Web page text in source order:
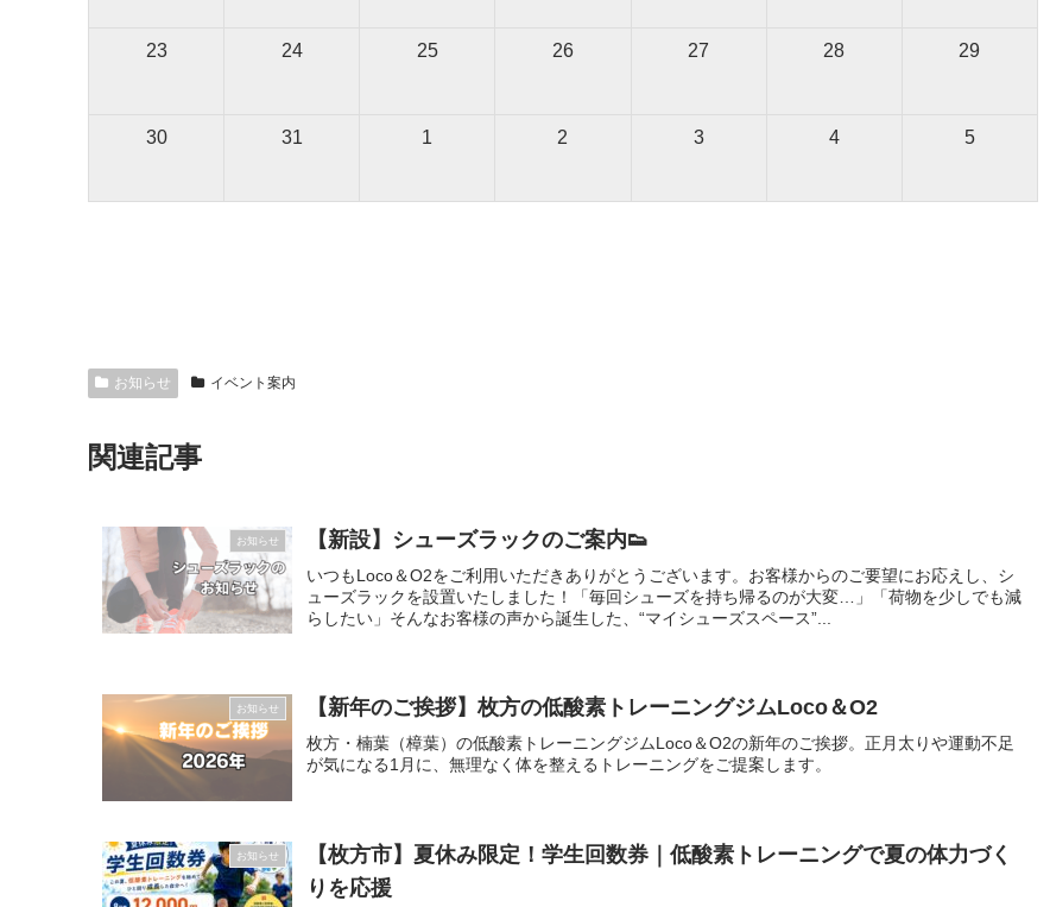
23 24 25 26 27 28 29
30 31 1 2 3 4 5
お知らせ イベント案内
関連記事
お知らせ 【新設】シューズラックのご案内👟
いつもLoco＆O2をご利用いただきありがとうございます。お客様からのご要望にお応えし、シ
ューズラックを設置いたしました！「毎回シューズを持ち帰るのが大変…」「荷物を少しでも減
らしたい」そんなお客様の声から誕生した、“マイシューズスペース”...
お知らせ 【新年のご挨拶】枚方の低酸素トレーニングジムLoco＆O2
枚方・楠葉（樟葉）の低酸素トレーニングジムLoco＆O2の新年のご挨拶。正月太りや運動不足
が気になる1月に、無理なく体を整えるトレーニングをご提案します。
お知らせ
【枚方市】夏休み限定！学生回数券｜低酸素トレーニングで夏の体力づく
りを応援